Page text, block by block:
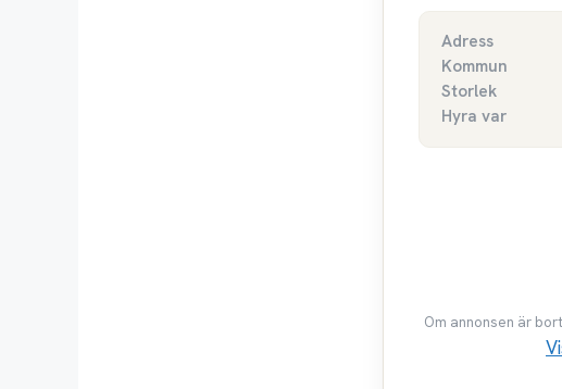
Adress
Kommun
Storlek
Hyra var
Om annonsen är